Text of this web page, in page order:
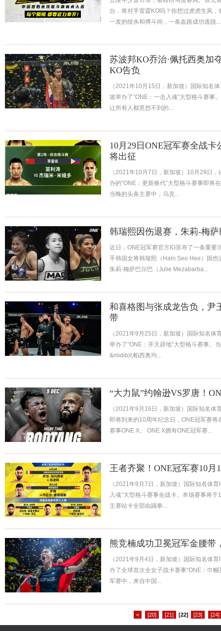
台，将对手雷霆KO吗？你想过虎虎生风
一发的绞杀和搏斗间，一条血路成功逃脱...
苏波邦KO乔治·佩托西奥加
KO告负
（2021年10月15日，新加坡）国际知名
坡举办了“ONE：一击入魂”大型格斗赛事
让所有人都意想不到的...
10月29日ONE冠军赛全战
将出征
（2021年10月7日，新加坡）10月29日
办的“ONE：更新换代”大型格斗赛事即将
当晚的头条主赛中，乌克...
韩瑞熙因伤退赛，朱莉-梅
近日，ONE冠军赛官方IG宣布了一条重要
手韩国女将韩瑞熙（Ham Seo Hee）因
朱莉-梅萨巴尔巴（Julie Mezabarba...
和喜格图与张成龙告负，尹
带
（2021年9月25日，新加坡）国际知名
举办了“ONE：开天辟地”大型格斗赛事。
&middot;帕西奥均...
“大力鼠”约翰逊VS罗唐！
（2021年9月16日，新加坡）国际知名
即将到来的10周年纪念日，ONE冠军赛
赛事ONE X。 ONE X拥有ONE冠军赛...
王者齐聚！ONE冠军赛10月
（2021年9月7日，新加坡）国际知名体
入魂”大型格斗赛事全战卡。本场赛事将
主赛站卡全部由踢拳...
熊竞楠成功卫冕冠军金腰带
（2021年9月4日，新加坡）国际知名体
办了全球首次全女子战卡赛事“ONE：巾
军赛中，来自中国...
< [20] [21] [22] [23] [24]